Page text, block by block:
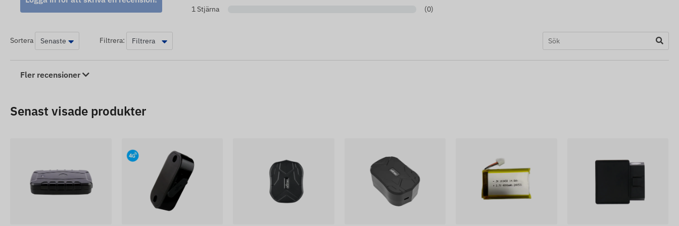
inte alltid är korrekt eller felfri. Tillverkaren förbehåller sig rätten att ändra vissa parametre eller förpackningar
efter upptäckt och utvärdering av ändringarna.
1 Stjärna
(0)
Sortera Filtrera:
Fler recensioner
Senast visade produkter